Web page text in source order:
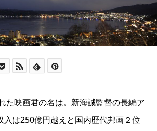
た映画君の名は。新海誠監督の長編ア
入は250億円越えと国内歴代邦画２位